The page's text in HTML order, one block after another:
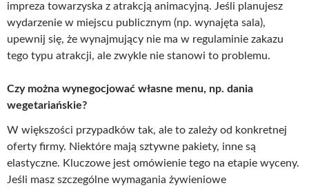
impreza towarzyska z atrakcją animacyjną. Jeśli planujesz
wydarzenie w miejscu publicznym (np. wynajęta sala),
upewnij się, że wynajmujący nie ma w regulaminie zakazu
tego typu atrakcji, ale zwykle nie stanowi to problemu.
Czy można wynegocjować własne menu, np. dania
wegetariańskie?
W większości przypadków tak, ale to zależy od konkretnej
oferty firmy. Niektóre mają sztywne pakiety, inne są
elastyczne. Kluczowe jest omówienie tego na etapie wyceny.
Jeśli masz szczególne wymagania żywieniowe